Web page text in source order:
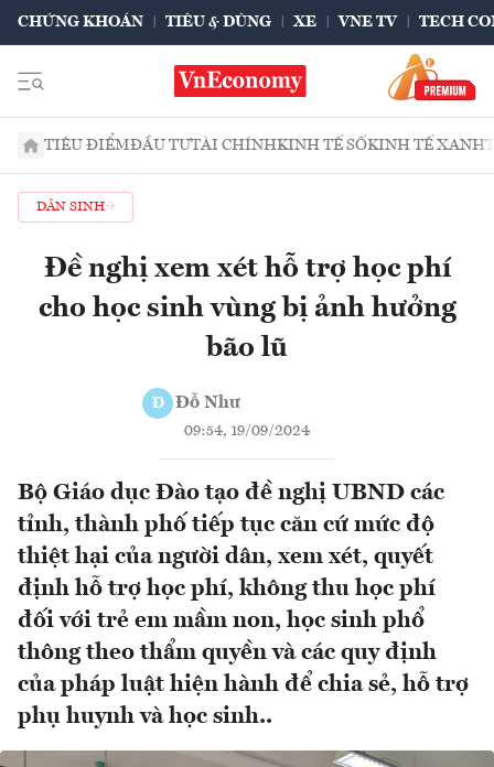
CHỨNG KHOÁN TIÊU & DÙNG XE VNE TV TECH
TIÊU ĐIỂMĐẦU TƯTÀI CHÍNHKINH TẾ SỐKINH TẾ XANH
DÂN SINH
Đề nghị xem xét hỗ trợ học phí
cho học sinh vùng bị ảnh hưởng
bão lũ
Đ Đỗ Như
09:54, 19/09/2024
Bộ Giáo dục Đào tạo đề nghị UBND các
tỉnh, thành phố tiếp tục căn cứ mức độ
thiệt hại của người dân, xem xét, quyết
định hỗ trợ học phí, không thu học phí
đối với trẻ em mầm non, học sinh phổ
thông theo thẩm quyền và các quy định
của pháp luật hiện hành để chia sẻ, hỗ trợ
phụ huynh và học sinh..